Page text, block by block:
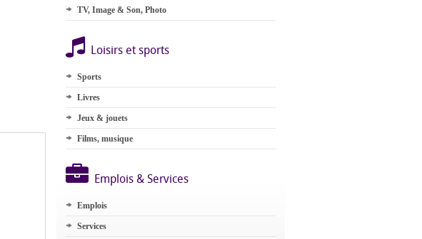
TV, Image & Son, Photo
Loisirs et sports
Sports
Livres
Jeux & jouets
Films, musique
Emplois & Services
Emplois
Services